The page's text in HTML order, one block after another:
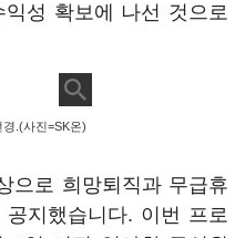
성 확보에 나선 것으로
.(사진=SK온)
으로 희망퇴직과 무급휴
지했습니다. 이번 프로